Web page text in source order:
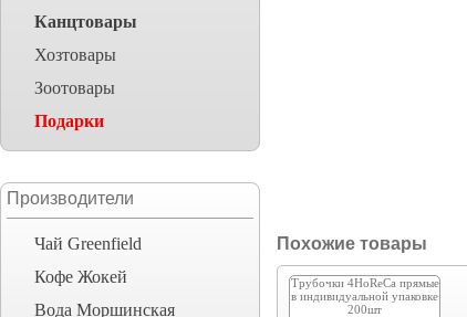
Канцтовары
Хозтовары
Зоотовары
Подарки
Производители
Чай Greenfield
Кофе Жокей
Вода Моршинская
Похожие товары
Трубочки 4HoReCa прямые
в индивидуальной упаковке
200шт